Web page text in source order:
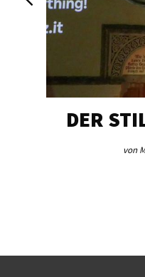
DER
von